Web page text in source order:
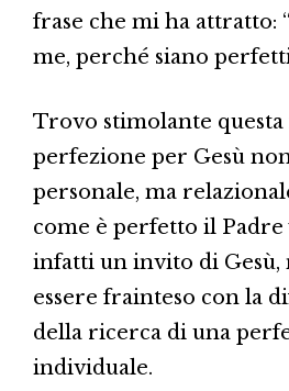
frase che mi ha attratto:
me, perché siano
Trovo stimolante questa
perfezione per Gesù
personale, ma
come è perfetto il Padre
infatti un invito di Gesù,
essere frainteso con la
della ricerca di una
individuale.